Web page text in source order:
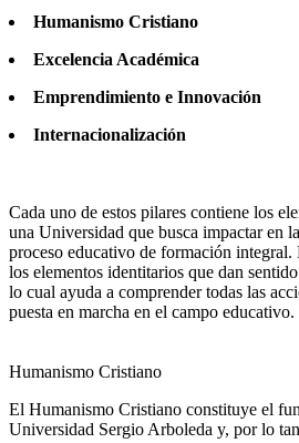
Humanismo Cristiano
Excelencia Académica
Emprendimiento e Innovación
Internacionalización
Cada uno de estos pilares contiene los
una Universidad que busca impactar en
proceso educativo de formación integral.
los elementos identitarios que dan
lo cual ayuda a comprender todas las
puesta en marcha en el campo educativo.
Humanismo Cristiano
El Humanismo Cristiano constituye el
Universidad Sergio Arboleda y, por lo